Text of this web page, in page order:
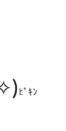
ﾋﾟｷﾝ